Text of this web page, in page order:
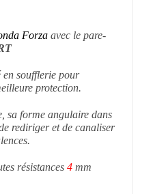
Forza
avec le pare-
soufflerie pour
protection.
sa forme angulaire dans
rediriger et de canaliser
résistances 4mm